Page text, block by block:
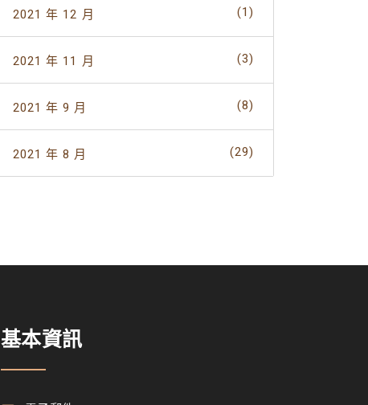
2021 年 12 月 (1)
2021 年 11 月 (3)
2021 年 9 月 (8)
2021 年 8 月 (29)
基本資訊